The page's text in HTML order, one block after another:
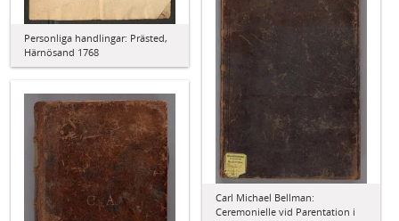
Personliga handlingar: Prästed,
Härnösand 1768
Carl Michael Bellman:
Ceremonielle vid Parentation i